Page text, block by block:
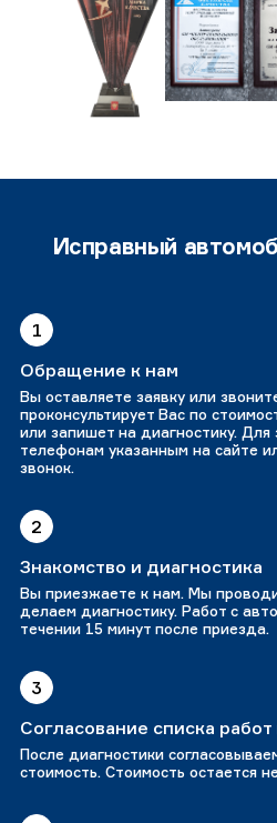
Исправный
1
Обращение к нам
Вы оставляете заявку или
проконсультирует Вас по
или запишет на диагностику. Для
телефонам указанным на сайте
звонок.
2
Знакомство и диагностика
Вы приезжаете к нам. Мы
делаем диагностику. Работ с
течении 15 минут после приезда.
3
Согласование списка
После диагностики
стоимость. Стоимость остается